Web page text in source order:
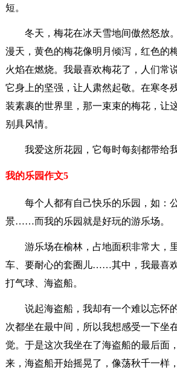
短。
冬天，梅花在冰天雪地间傲然怒放
漫天，黄色的梅花像明月倾泻，红色的
火焰在燃烧。我最喜欢梅花了，人们常
它身上的坚强，让人肃然起敬。在寒冬
装素裹的世界里，那一束束的梅花，让
别具风情。
我爱这所花园，它每时每刻都带给
我的乐园作文5
每个人都有自己快乐的乐园，如：
景……而我的乐园就是好玩的游乐场。
游乐场在榆林，占地面积非常大，
车、要耐心的套圈儿……其中，我最喜欢
打气球、海盗船。
说起海盗船，我却有一个难以忘怀
次都坐在最中间，所以我想感受一下坐
觉。于是这次我坐在了海盗船的最后面
来，海盗船开始摇晃了，像荡秋千一样